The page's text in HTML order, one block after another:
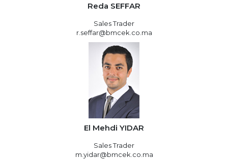
Reda SEFFAR
Sales Trader
r.seffar@bmcek.co.ma
El Mehdi YIDAR
Sales Trader
m.yidar@bmcek.co.ma